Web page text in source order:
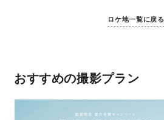
ロケ地一覧に戻る
おすすめの撮影プラン